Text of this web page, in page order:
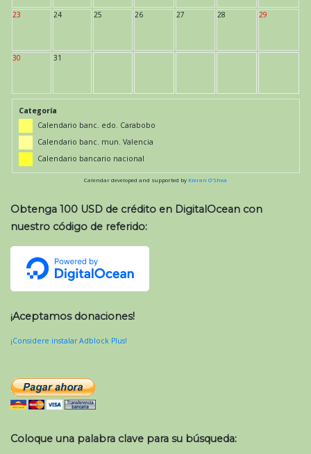
23 24 25 26 27 28 29
30 31
Categoría
Calendario banc. edo. Carabobo
Calendario banc. mun. Valencia
Calendario bancario nacional
Calendar developed and supported by Kieran O'Shea
Obtenga 100 USD de crédito en DigitalOcean con
nuestro código de referido:
¡Aceptamos donaciones!
¡Considere instalar Adblock Plus!
Coloque una palabra clave para su búsqueda: